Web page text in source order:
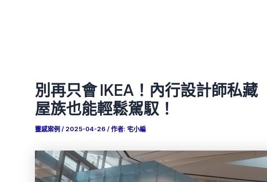
別再只會 IKEA！內行設計師私
屋族也能輕鬆駕馭！
靈感案例 / 2025-04-26 / 作者: 宅小編